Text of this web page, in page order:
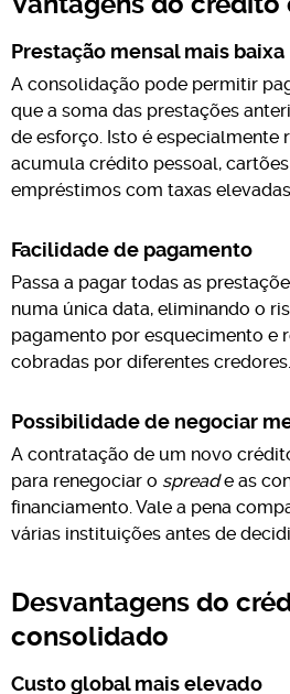
Prestação mensal mais baixa
A consolidação pode permitir
que a soma das prestações
de esforço. Isto é especialmente
acumula crédito pessoal,
empréstimos com taxas
Facilidade de pagamento
Passa a pagar todas as
numa única data, eliminando o
pagamento por esquecimento e
cobradas por diferentes credores.
Possibilidade de negociar
A contratação de um novo
para renegociar o spreade as
financiamento. Vale a pena
várias instituições antes de
Desvantagens do
consolidado
Custo global mais elevado